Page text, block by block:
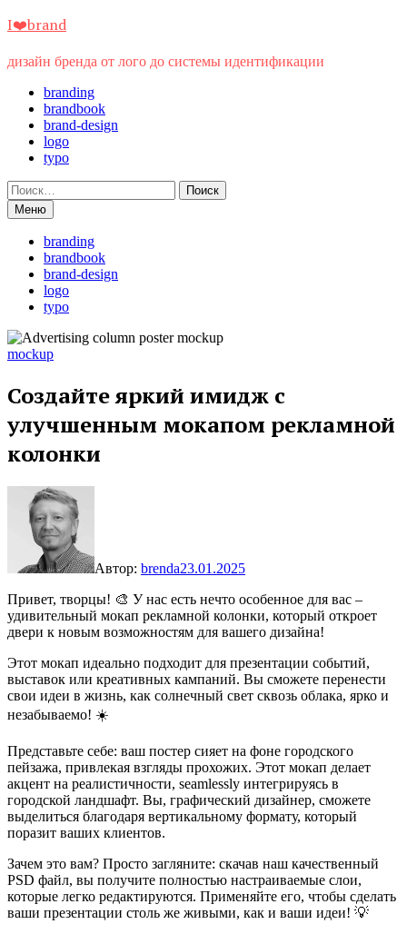
Перейти
содержимому
I❤️brand
дизайн бренда от лого до системы идентификации
branding
brandbook
brand-design
logo
typo
Найти:
Меню
branding
brandbook
brand-design
logo
typo
mockup
Создайте яркий имидж с
улучшенным мокапом рекламной
колонки
Автор: brenda23.01.2025
Привет, творцы! 🎨 У нас есть нечто особенное для вас –
удивительный мокап рекламной колонки, который откроет
двери к новым возможностям для вашего дизайна!
Этот мокап идеально подходит для презентации событий,
выставок или креативных кампаний. Вы сможете перенести
свои идеи в жизнь, как солнечный свет сквозь облака, ярко и
незабываемо! ☀️
Представьте себе: ваш постер сияет на фоне городского
пейзажа, привлекая взгляды прохожих. Этот мокап делает
акцент на реалистичности, seamlessly интегрируясь в
городской ландшафт. Вы, графический дизайнер, сможете
выделиться благодаря вертикальному формату, который
поразит ваших клиентов.
Зачем это вам? Просто загляните: скачав наш качественный
PSD файл, вы получите полностью настраиваемые слои,
которые легко редактируются. Применяйте его, чтобы сделать
ваши презентации столь же живыми, как и ваши идеи! 💡